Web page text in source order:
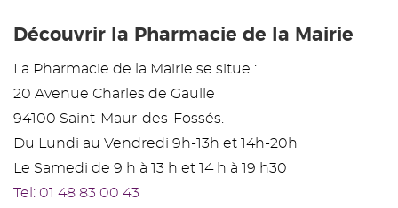
Découvrir la Pharmacie de la Mairie
La Pharmacie de la Mairie se situe :
20 Avenue Charles de Gaulle
94100 Saint-Maur-des-Fossés.
Du Lundi au Vendredi 9h-13h et 14h-20h
Le Samedi de 9 h à 13 h et 14 h à 19 h30
Tel: 01 48 83 00 43